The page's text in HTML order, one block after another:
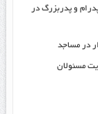
و پدربزرگ در
در مساجد
مسئولان